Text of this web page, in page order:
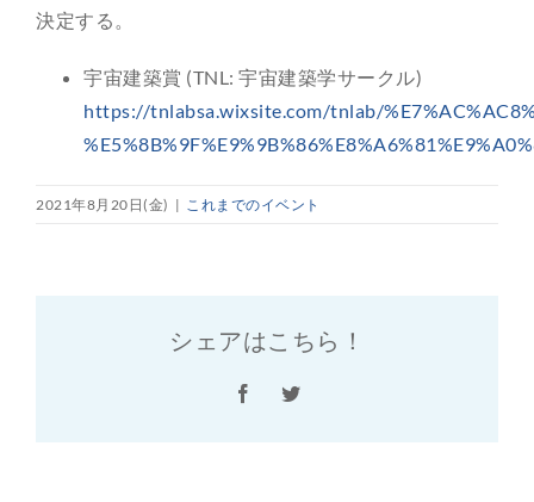
決定する。
宇宙建築賞 (TNL: 宇宙建築学サークル)
https://tnlabsa.wixsite.com/tnlab/
2021年8月20日(金) | これまでのイベント
シェアはこちら！
FacebookTwitter